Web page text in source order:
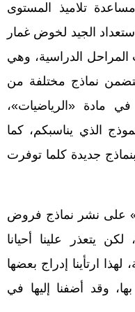
تلاميذ المستوى
الجيد لخوض غمار
الدراسية، وهي
نماذج مختلفة من
مادة «الرياضيات»،
الذي يناسبكم، كما
جديدة كلما توفرت
على نشر نماذج فروض
يتعذر علينا أحيانا
ارتأينا إدراج بعضها
وقد أضفنا إليها في